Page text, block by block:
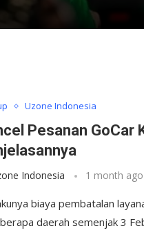
Uzone Indonesia
Pesanan GoCar
Indonesia 1 month ago
biaya pembatalan
daerah semenjak 3